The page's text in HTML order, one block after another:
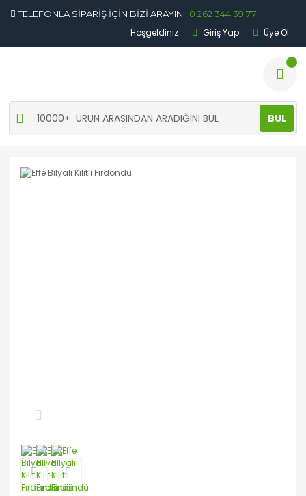
TELEFONLA SİPARİŞ İÇİN BİZİ ARAYIN : 0 262 344 39 77
Hoşgeldiniz Giriş Yap Üye Ol
BUL